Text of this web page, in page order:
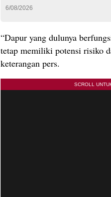
6/08/2026
“Dapur yang dulunya
tetap memiliki potensi risiko
keterangan pers.